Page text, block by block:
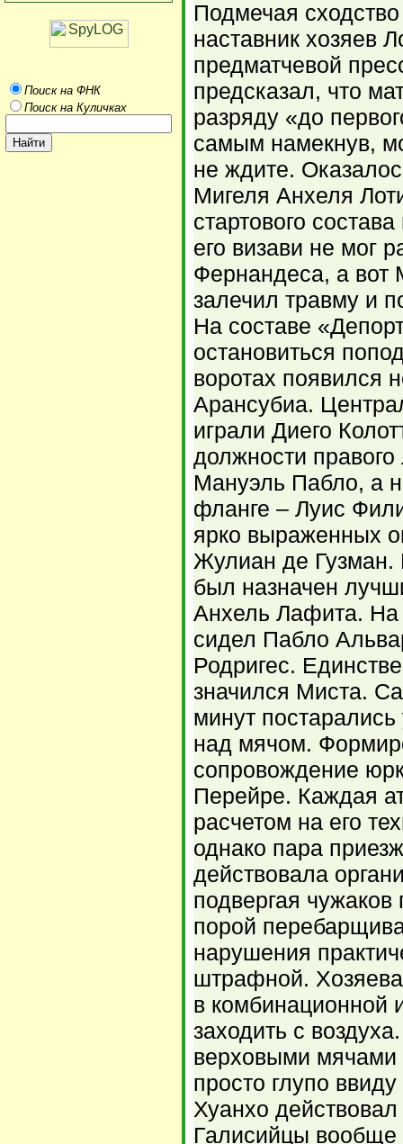
Поиск на ФНК
Поиск на Куличках
Подмечая
наставник хозяев
предматчевой
предсказал, что
разряду «до
самым намекнув,
не ждите.
Мигеля Анхеля
стартового
его визави не мог
Фернандеса, а вот
залечил травму и
На составе
остановиться
воротах появился
Арансубиа.
играли Диего
должности
Мануэль Пабло, а
фланге – Луис
ярко выраженных
Жулиан де Гузман.
был назначен
Анхель Лафита. На
сидел Пабло
Родригес.
значился Миста.
минут постарались
над мячом.
сопровождение
Перейре. Каждая
расчетом на его
однако пара
действовала
подвергая чужаков
порой
нарушения
штрафной.
в комбинационной
заходить с
верховыми
просто глупо
Хуанхо
Галисийцы вообще